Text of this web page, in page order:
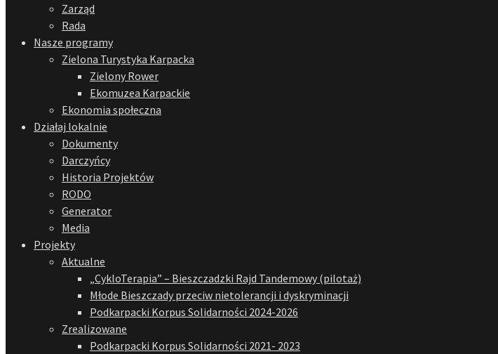
Zarząd
Rada
Nasze programy
Zielona Turystyka Karpacka
Zielony Rower
Ekomuzea Karpackie
Ekonomia społeczna
Działaj lokalnie
Dokumenty
Darczyńcy
Historia Projektów
RODO
Generator
Media
Projekty
Aktualne
„CykloTerapia” – Bieszczadzki Rajd Tandemowy (pilotaż)
Młode Bieszczady przeciw nietolerancji i dyskryminacji
Podkarpacki Korpus Solidarności 2024-2026
Zrealizowane
Podkarpacki Korpus Solidarności 2021- 2023